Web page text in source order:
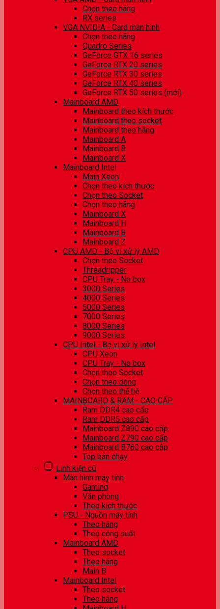
Chọn theo hãng
RX series
VGA NVIDIA - Card màn hình
Chọn theo hãng
Quadro Series
GeForce GTX 16 series
GeForce RTX 20 series
GeForce RTX 30 series
GeForce RTX 40 series
GeForce RTX 50 series (mới)
Mainboard AMD
Mainboard theo kích thước
Mainboard theo socket
Mainboard theo hãng
Mainboard A
Mainboard B
Mainboard X
Mainboard Intel
Main Xeon
Chọn theo kích thước
Chọn theo Socket
Chọn theo hãng
Mainboard X
Mainboard H
Mainboard B
Mainboard Z
CPU AMD - Bộ vi xử lý AMD
Chọn theo Socket
Threadripper
CPU Tray - No box
3000 Series
4000 Series
5000 Series
7000 Series
8000 Series
9000 Series
CPU Intel - Bộ vi xử lý Intel
CPU Xeon
CPU Tray - No box
Chọn theo Socket
Chọn theo dòng
Chọn theo thế hệ
MAINBOARD & RAM - CAO CẤP
Ram DDR4 cao cấp
Ram DDR5 cao cấp
Mainboard Z890 cao cấp
Mainboard Z790 cao cấp
Mainboard B760 cao cấp
Top bán chạy
Linh kiện cũ
Màn hình máy tính
Gaming
Văn phòng
Theo kích thước
PSU - Nguồn máy tính
Theo hãng
Theo công suất
Mainboard AMD
Theo socket
Theo hãng
Main B
Mainboard Intel
Theo socket
Theo hãng